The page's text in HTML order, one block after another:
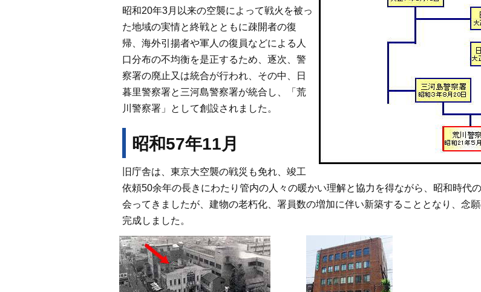
昭和20年3月以来の空襲によって戦火を被っ
た地域の実情と終戦とともに疎開者の復
帰、海外引揚者や軍人の復員などによる人
口分布の不均衡を是正するため、逐次、警
察署の廃止又は統合が行われ、その中、日
暮里警察署と三河島警察署が統合し、「荒
川警察署」として創設されました。
昭和57年11月
旧庁舎は、東京大空襲の戦災も免れ、竣工
依頼50余年の長きにわたり管内の人々の暖かい理解と協力を得ながら、昭和時代
会ってきましたが、建物の老朽化、署員数の増加に伴い新築することとなり、念
完成しました。